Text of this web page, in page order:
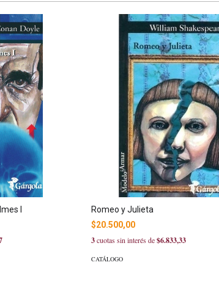
I
Romeo y Julieta
$20.500,00
3cuotas sin interés de$6.833,33
CATÁLOGO